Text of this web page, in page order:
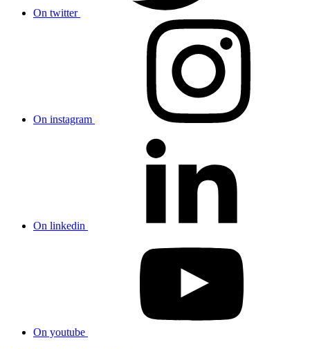
On twitter
On instagram
On linkedin
On youtube